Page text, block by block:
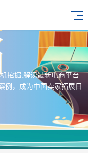
挖掘,解读最新电商平台
例，成为中国卖家拓展日